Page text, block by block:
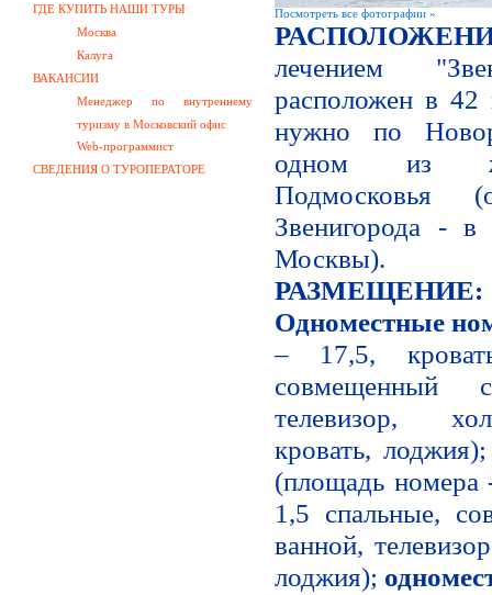
ГДЕ КУПИТЬ НАШИ ТУРЫ
Москва
Калуга
ВАКАНСИИ
Менеджер по внутреннему
туризму в Московский офис
Web-программист
СВЕДЕНИЯ О ТУРОПЕРАТОРЕ
Посмотреть все фотографии »
лечением
расположен в
нужно по
одном из
Подмосковья
Звенигорода -
Москвы).
РАЗМЕЩЕНИЕ:
Одноместные
– 17,5, кровать
совмещенный
телевизор,
кровать,
(площадь номера
1,5 спальные,
ванной,
лоджия);